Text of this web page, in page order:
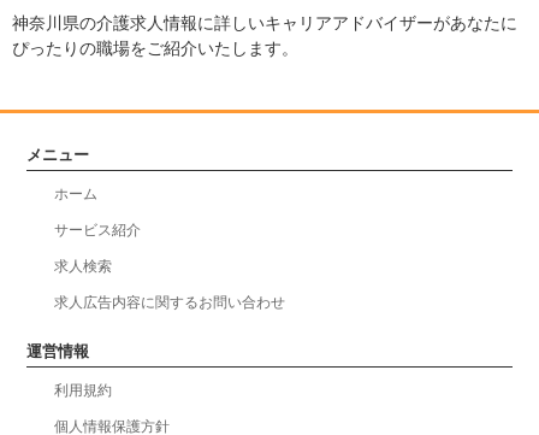
神奈川県の介護求人情報に詳しいキャリアアドバイザーがあなたに
ぴったりの職場をご紹介いたします。
メニュー
ホーム
サービス紹介
求人検索
求人広告内容に関するお問い合わせ
運営情報
利用規約
個人情報保護方針